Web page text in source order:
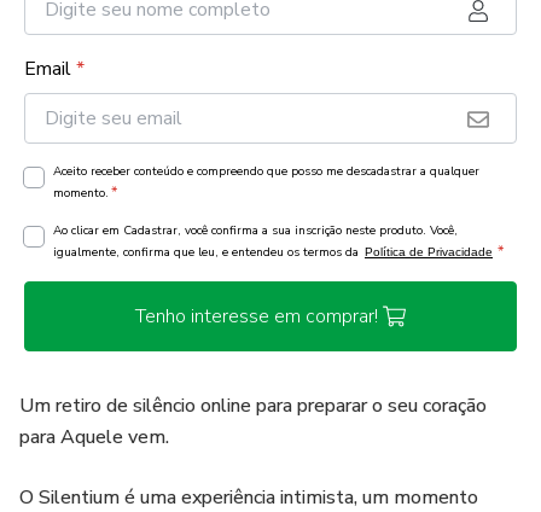
Email*
Aceito receber conteúdo e compreendo que posso me descadastrar a qualquer
momento. *
Ao clicar em Cadastrar, você confirma a sua inscrição neste produto. Você,
igualmente, confirma que leu, e entendeu os termos da Política de Privacidade *
Tenho interesse em comprar!
Um retiro de silêncio online para preparar o seu coração
para Aquele vem.
O Silentium é uma experiência intimista, um momento